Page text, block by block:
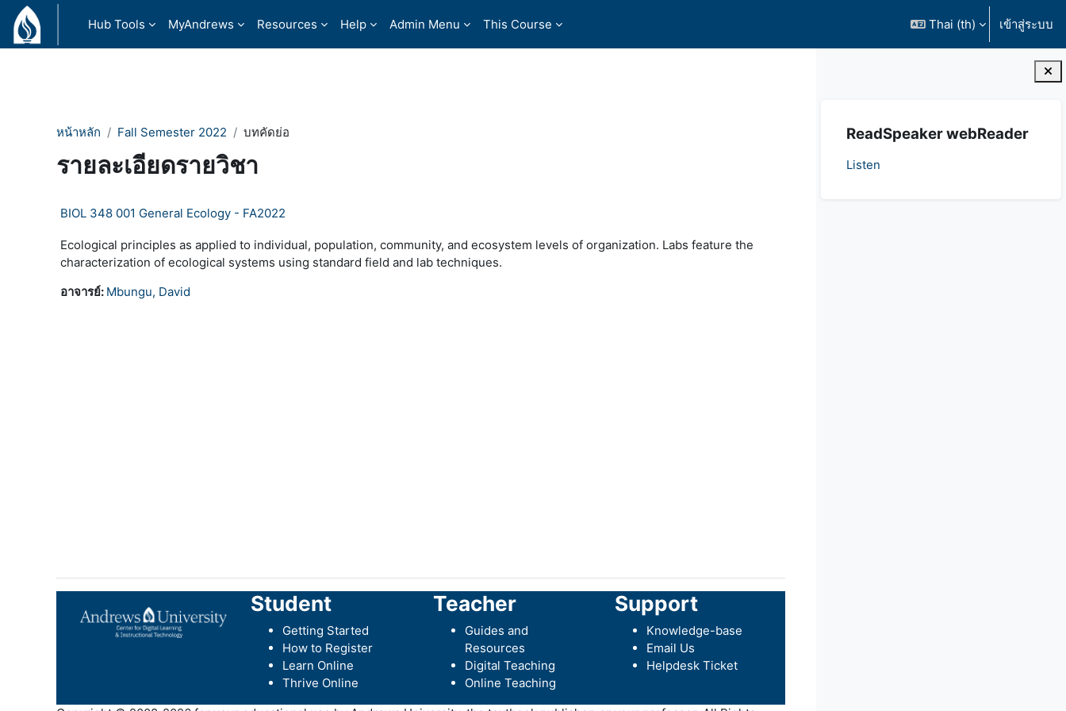
ข้ามไปที่เนื้อหาหลัก
Hub Tools
MyAndrews Resources Help Admin Menu This Course Thai ‎(th)‎ เข้าสู่ระบบ
ReadSpeaker webReader
Listen
หน้าหลัก Fall Semester 2022 บทคัดย่อ
รายละเอียดรายวิชา
BIOL 348 001 General Ecology - FA2022
Ecological principles as applied to individual, population, community, and ecosystem levels of organization. Labs feature the
characterization of ecological systems using standard field and lab techniques.
อาจารย์: Mbungu, David
Student
Getting Started
How to Register
Learn Online
Thrive Online
Teacher
Guides and
Resources
Digital Teaching
Online Teaching
Support
Knowledge-base
Email Us
Helpdesk Ticket